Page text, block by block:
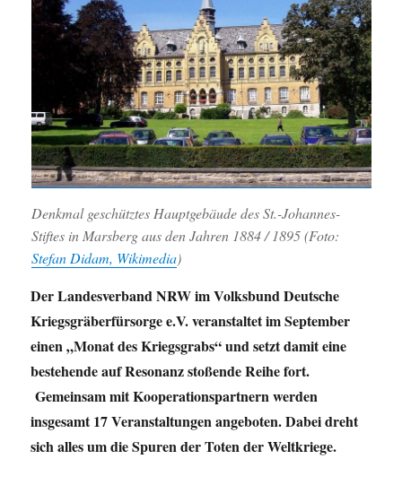
Denkmal geschütztes Hauptgebäude des St.-Johannes-
Stiftes in Marsberg aus den Jahren 1884 / 1895 (Foto:
Stefan Didam, Wikimedia)
Der Landesverband NRW im Volksbund Deutsche
Kriegsgräberfürsorge e.V. veranstaltet im September
einen „Monat des Kriegsgrabs“ und setzt damit eine
bestehende auf Resonanz stoßende Reihe fort.
Gemeinsam mit Kooperationspartnern werden
insgesamt 17 Veranstaltungen angeboten. Dabei dreht
sich alles um die Spuren der Toten der Weltkriege.